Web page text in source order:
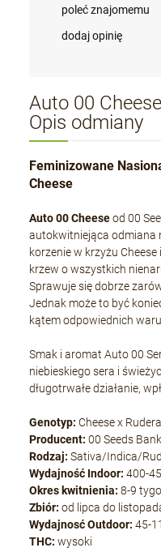
poleć znajomemu
dodaj opinię
Auto 00
Opis odmiany
Feminizowane
Cheese
Auto 00 Cheeseod 00
autokwitniejąca odmiana
korzenie w krzyżu
krzew o wszystkich
Sprawuje się dobrze
Jednak może to być
kątem odpowiednich
Smak i aromat Auto 00
niebieskiego sera i
długotrwałe działanie,
Genotyp: Cheese x
Producent: 00 Seeds Bank
Rodzaj: Sativa/Indica/
Wydajność Indoor: 400-
Okres kwitnienia: 8-9
Zbiór: od lipca do
Wydajnosć Outdoor: 45-
THC: wysoki